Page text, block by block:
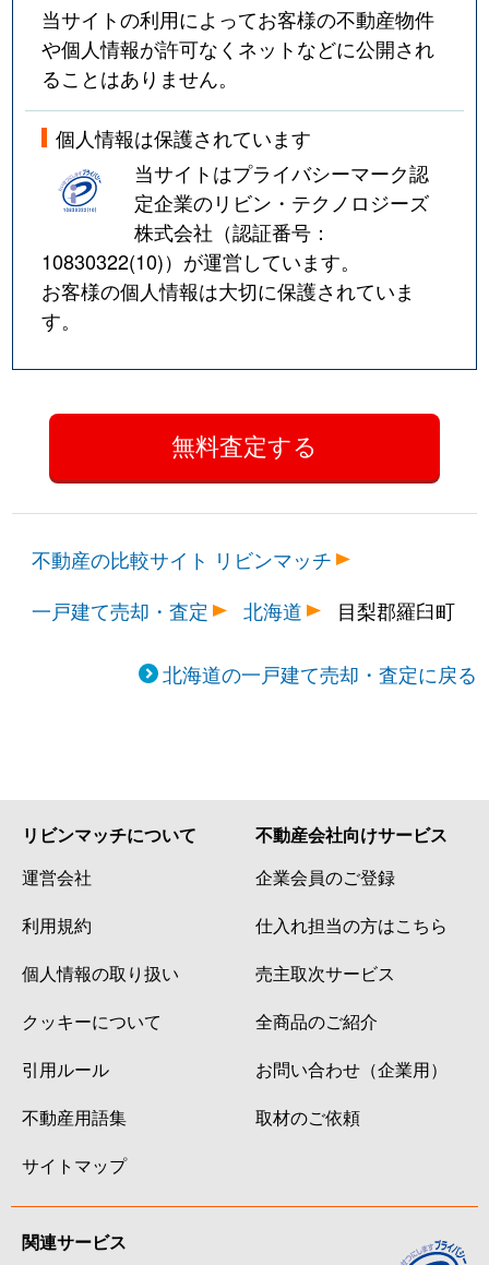
当サイトの利用によってお客様の不動産物件
や個人情報が許可なくネットなどに公開され
ることはありません。
個人情報は保護されています
当サイトはプライバシーマーク認
定企業のリビン・テクノロジーズ
株式会社（認証番号：
10830322(10)）が運営しています。
お客様の個人情報は大切に保護されていま
す。
不動産の比較サイト リビンマッチ
一戸建て売却・査定
北海道 目梨郡羅臼町
北海道の一戸建て売却・査定に戻る
リビンマッチについて
運営会社
利用規約
個人情報の取り扱い
クッキーについて
引用ルール
不動産用語集
サイトマップ
不動産会社向けサービス
企業会員のご登録
仕入れ担当の方はこちら
売主取次サービス
全商品のご紹介
お問い合わせ（企業用）
取材のご依頼
関連サービス